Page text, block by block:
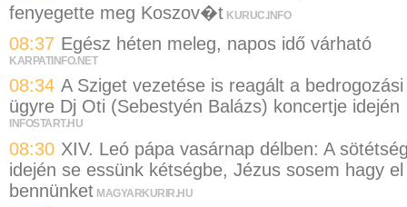
fenyegette meg Koszov�t KURUC.INFO
08:37 Egész héten meleg, napos idő várható
KARPATINFO.NET
08:34 A Sziget vezetése is reagált a bedrogozási
ügyre Dj Oti (Sebestyén Balázs) koncertje idején
INFOSTART.HU
08:30 XIV. Leó pápa vasárnap délben: A
idején se essünk kétségbe, Jézus sosem hagy el
bennünket MAGYARKURIR.HU